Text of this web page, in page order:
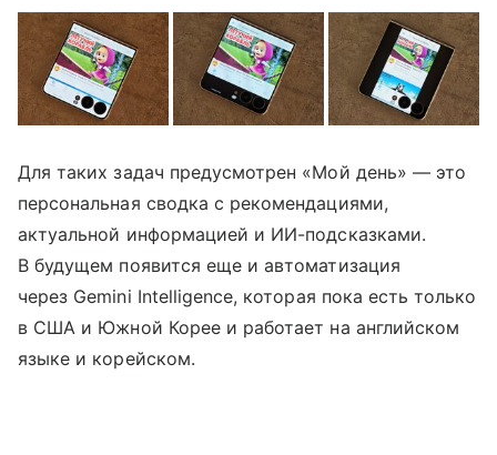
Для таких задач предусмотрен «Мой день» — это
персональная сводка с рекомендациями,
актуальной информацией и ИИ-подсказками.
В будущем появится еще и автоматизация
через Gemini Intelligence, которая пока есть только
в США и Южной Корее и работает на английском
языке и корейском.